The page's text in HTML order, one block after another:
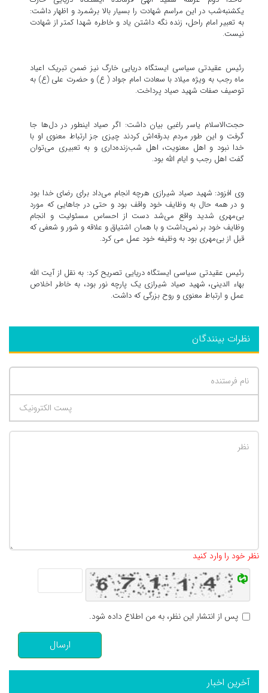
یکشنبه‌شب در این مراسم شهادت را بسیار بالا برشمرد و اظهار داشت:
به تعبیر امام راحل، زنده نگه داشتن یاد و خاطره شهدا کمتر از شهادت
نیست.
رئیس عقیدتی سیاسی ایستگاه دریایی خارگ نیز ضمن تبریک اعیاد
ماه رجب به ویژه میلاد با سعادت امام جواد ( ع) و حضرت علی (ع) به
توصیف صفات شهید صیاد پرداخت.
حجت‌الاسلام یاسر راغبی بیان داشت: اگر صیاد اینطور در دل‌ها جا
گرفت و این طور مردم بدرقه‌اش کردند چیزی جز ارتباط معنوی او با
خدا نبود و اهل معنویت، اهل شب‌زنده‌داری و به تعبیری می‌توان
گفت اهل رجب و ایام الله بود.
وی افزود: شهید صیاد شیرازی هرچه انجام می‌داد برای رضای خدا بود
و در همه حال به وظایف خود واقف بود و حتی در جاهایی که مورد
بی‌مهری شدید واقع می‌شد دست از احساس مسئولیت و انجام
وظایف خود بر نمی‌داشت و با همان اشتیاق و علاقه و شور و شعفی که
قبل از بی‌مهری بود به وظیفه خود عمل می کرد.
رئیس عقیدتی سیاسی ایستگاه دریایی تصریح کرد: به نقل از آیت الله
بهاء الدینی، شهید صیاد شیرازی یک پارچه نور بود، به خاطر اخلاص
عمل و ارتباط معنوی و روح بزرگی که داشت.
نظرات بینندگان
نظر خود را وارد کنید
پس از انتشار این نظر، به من اطلاع داده شود.
ارسال
آخرین اخبار